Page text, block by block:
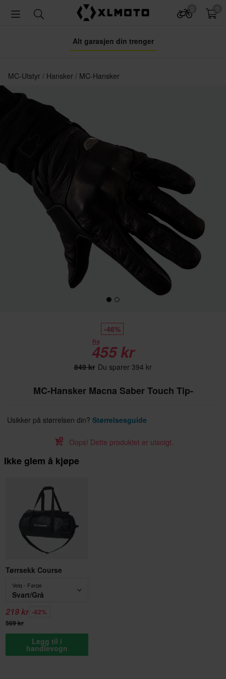
Alt garasjen din trenger
MC-Utstyr Hansker MC-Hansker
-46%
Fra
455 kr
849 kr Du sparer 394 kr
MC-Hansker Macna Saber Touch Tip-
Usikker på størrelsen din? Størrelsesguide
Oops! Dette produktet er utsolgt.
Ikke glem å kjøpe
Tørrsekk Course
Velg - Farge
Svart/Grå
219 kr -62%
569 kr
Legg til i
handlevogn